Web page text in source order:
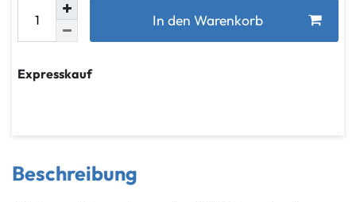
In den Warenkorb
Expresskauf
Beschreibung